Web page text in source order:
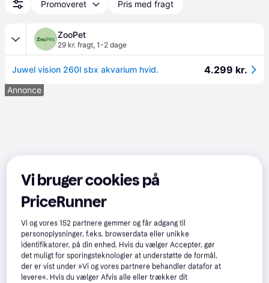
Promoveret Pris med fragt
ZooPet
29 kr. fragt, 1-2 dage
Juwel vision 260l sbx akvarium hvid. 4.299 kr.
Annonce
Vi bruger cookies på
PriceRunner
Vi og vores152 partnere gemmer og får adgang til
personoplysninger, f.eks. browserdata eller unikke
identifikatorer, på din enhed. Hvis du vælger Accepter, gør
det muligt for sporingsteknologier at understøtte de formål,
der er vist under »Vi og vores partnere behandler datafor at
levere«. Hvis du vælger Afvis alle eller trækker dit